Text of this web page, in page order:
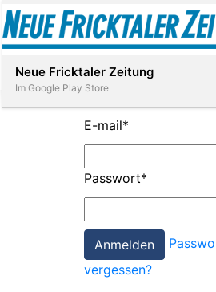
Abonnieren
E-mail*
Passwort*
vergessen?
Neue Fricktaler Zeitung
Im Google Play Store